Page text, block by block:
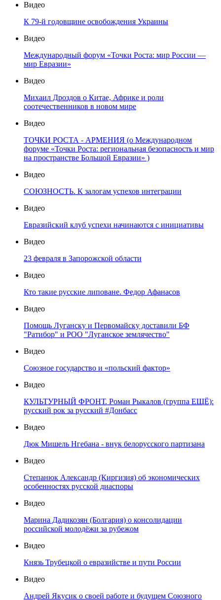
Видео
К 79-й годовщине освобождения Украины
Видео
Международный форум «Точки Роста: мир России —
мир Евразии»
Видео
Михаил Дроздов о Китае, Африке и роли
соотечественников в новом мире
Видео
ТОЧКИ РОСТА - АРМЕНИЯ (о Международном
форуме «Точки Роста: региональная безопасность и мир
на пространстве Большой Евразии» )
Видео
СОЮЗНОСТЬ. К залогам успехов интеграции
Видео
Евразийский клуб успехи начинаются с инициативы
Видео
23 февраля в Запорожской области
Видео
Кто такие русские липоване. Федор Афанасов
Видео
Помощь Луганску и Первомайску доставили БФ
"Ратибор" и РОО "Луганское землячество"
Видео
Союзное государство и «польский фактор»
Видео
КУЛЬТУРНЫЙ ФРОНТ. Роман Рыкалов (группа ЕЩЁ):
русский рок за русский #Донбасс
Видео
Дюк Мишель Нгебана - внук белорусского партизана
Видео
Степанюк Александр (Киргизия) об экономических
особенностях русской диаспоры
Видео
Марина Дадикозян (Болгария) о консолидации
российской молодёжи за рубежом
Видео
Князь Трубецкой о евразийстве и пути России
Видео
Андрей Якусик о своей работе и будущем Союзного